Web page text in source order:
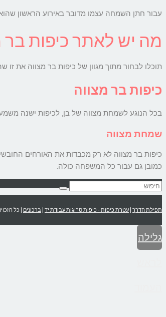
עבור חתן השמחה עצמו מדובר באירוע הראשון
מה יש לאתר כיפות בר
תוכלו לבחור מתוך מגוון של כיפות בר מצווה את
כיפות בר מצווה
בכל הנוגע לשמחת מצווה של בן, לכיפות ישנה
שמחת מצווה
כיפות בר מצווה לא רק מכבדות את האורחים
כמובן גם עבור כל המשפחה כולה.
תפילת הדרך | עטרת כיפות - כיפות סרוגות עבודת יד | ברכונים | כל
גלילה